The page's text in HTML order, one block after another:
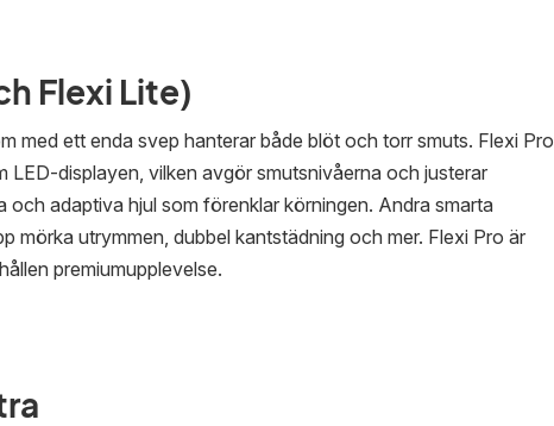
Flexi Lite)
med ett enda svep hanterar både blöt och torr smuts. Flexi Pro
LED-displayen, vilken avgör smutsnivåerna och justerar
adaptiva hjul som förenklar körningen. Andra smarta
mörka utrymmen, dubbel kantstädning och mer. Flexi Pro är
premiumupplevelse.